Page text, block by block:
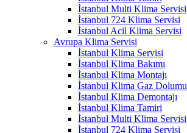
İstanbul Multi Klima Servisi
İstanbul 724 Klima Servisi
İstanbul Acil Klima Servisi
Avrupa Klima Servisi
İstanbul Klima Servisi
İstanbul Klima Bakımı
İstanbul Klima Montajı
İstanbul Klima Gaz Dolumu
İstanbul Klima Demontajı
İstanbul Klima Tamiri
İstanbul Multi Klima Servisi
İstanbul 724 Klima Servisi